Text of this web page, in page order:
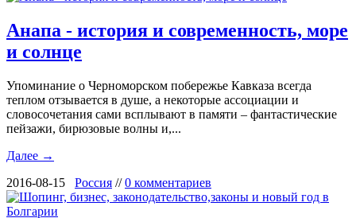
Анапа - история и современность, море
и солнце
Упоминание о Черноморском побережье Кавказа всегда
теплом отзывается в душе, а некоторые ассоциации и
словосочетания сами всплывают в памяти – фантастические
пейзажи, бирюзовые волны и,...
Далее →
2016-08-15 Россия //0 комментариев